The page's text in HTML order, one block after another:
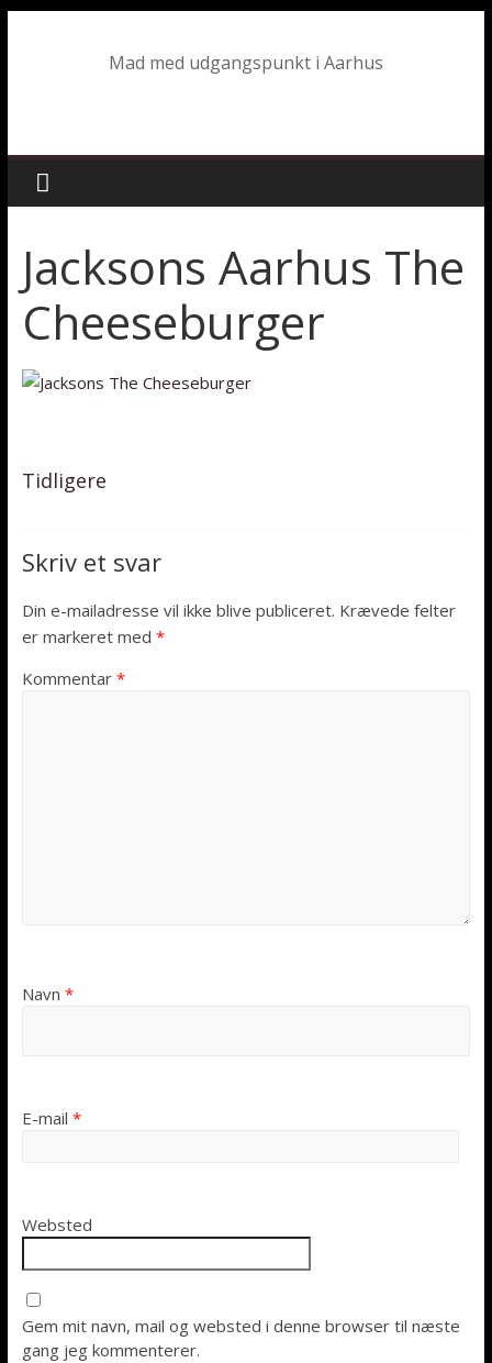
Mad med udgangspunkt i Aarhus
Jacksons Aarhus The
Cheeseburger
Tidligere
Skriv et svar
Din e-mailadresse vil ikke blive publiceret. Krævede felter
er markeret med *
Kommentar *
Navn *
E-mail *
Websted
Gem mit navn, mail og websted i denne browser til næste
gang jeg kommenterer.